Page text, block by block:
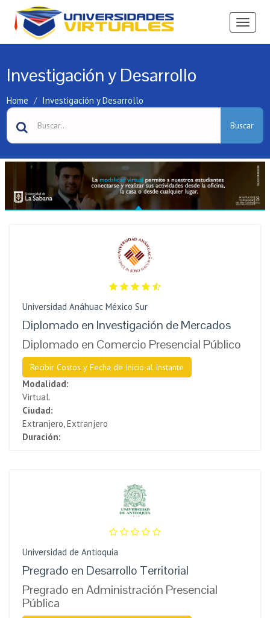
Ver
Investigación y Desarrollo
Home Investigación y Desarrollo
Buscar
Universidad Anáhuac México Sur
Diplomado en Investigación de Mercados
Diplomado en Comercio Presencial Público
Recibir Costos y Fecha de Inicio al Instante
Modalidad:
Virtual.
Ciudad:
Extranjero, Extranjero
Duración:
Universidad de Antioquia
Pregrado en Desarrollo Territorial
Pregrado en Administración Presencial
Pública